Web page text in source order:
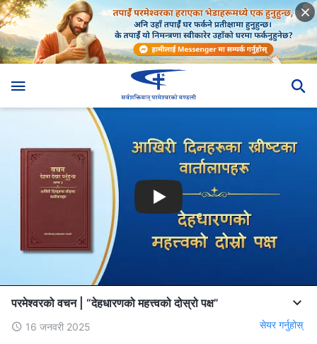
परमेश्‍वरको वचन | “देहधारणको महत्त्वको दोस्रो पक्ष”
16 जनवरी 2025 सेयर गर्नुहोस्